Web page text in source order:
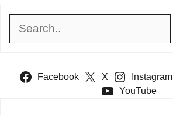
Facebook X Instagram
YouTube